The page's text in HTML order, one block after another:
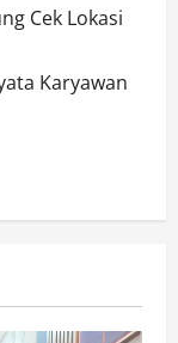
Cek Lokasi
Karyawan